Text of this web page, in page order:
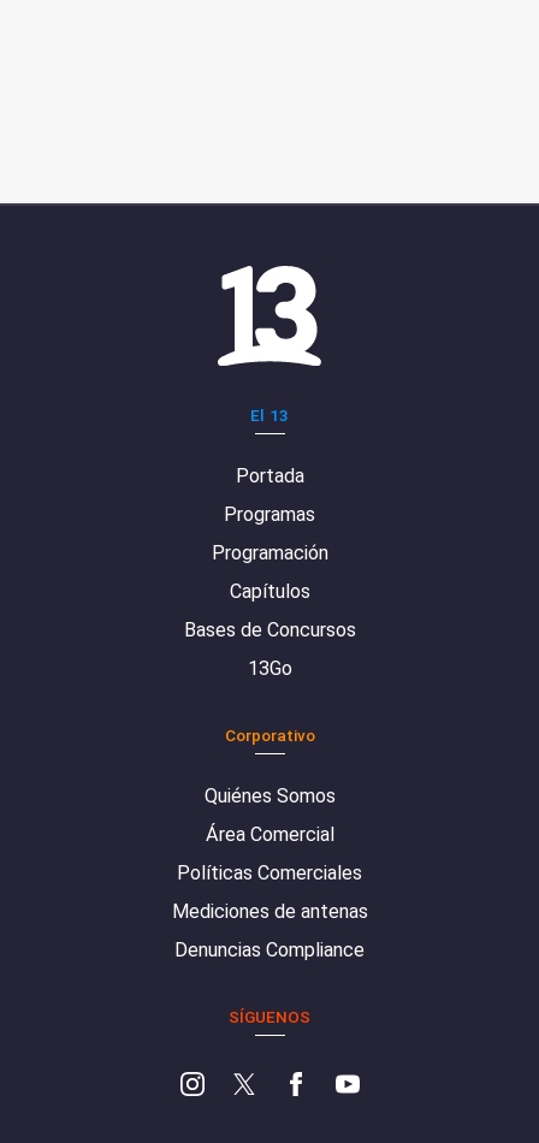
El 13
Portada
Programas
Programación
Capítulos
Bases de Concursos
13Go
Corporativo
Quiénes Somos
Área Comercial
Políticas Comerciales
Mediciones de antenas
Denuncias Compliance
SÍGUENOS